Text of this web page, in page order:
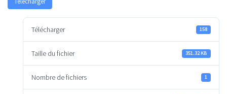
Télécharger 158
Taille du fichier 351.32 KB
Nombre de fichiers 1